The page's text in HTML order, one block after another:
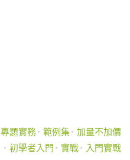
專題實務 範例集 加量不加價
初學者入門
實戰 入門實戰